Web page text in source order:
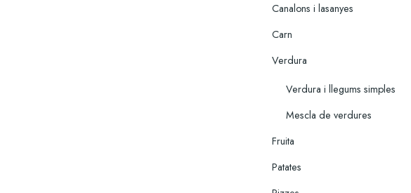
Canalons i lasanyes
Carn
Verdura
Verdura i llegums simples
Mescla de verdures
Fruita
Patates